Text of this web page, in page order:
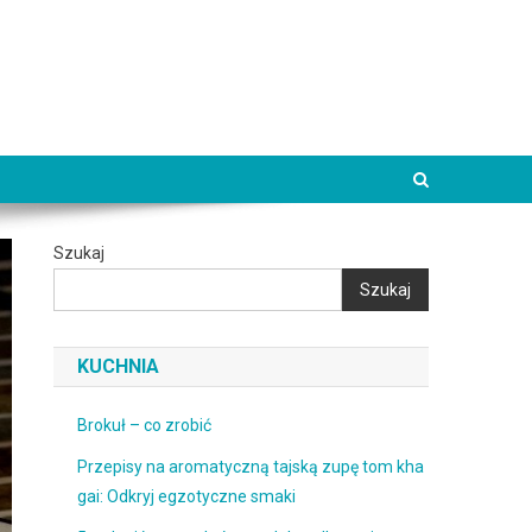
Szukaj
Szukaj
KUCHNIA
Brokuł – co zrobić
Przepisy na aromatyczną tajską zupę tom kha
gai: Odkryj egzotyczne smaki